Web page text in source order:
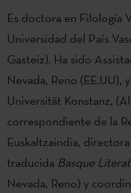
Es doctora en Filología
Universidad del País
Gasteiz). Ha sido
Nevada, Reno (EE.UU),
Universität Konstanz,
correspondiente de la
Euskaltzaindia,
traducida Basque
Nevada, Reno) y